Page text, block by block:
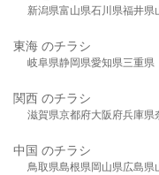
新潟県富山県石川県福井県
東海 のチラシ
岐阜県静岡県愛知県三重県
関西 のチラシ
滋賀県京都府大阪府兵庫県
中国 のチラシ
鳥取県島根県岡山県広島県